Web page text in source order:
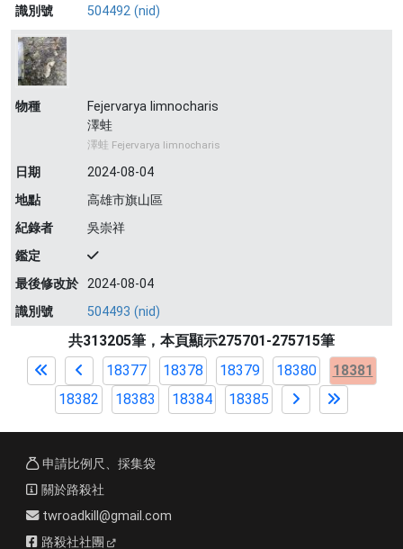
識別號
504492 (nid)
物種
Fejervarya limnocharis
澤蛙
澤蛙 Fejervarya limnocharis
日期
2024-08-04
地點
高雄市旗山區
紀錄者
吳崇祥
鑑定
最後修改於 2024-08-04
識別號
504493 (nid)
共313205筆，本頁顯示275701-275715筆
18377
18378 18379 18380
18381
18382
18383 18384 18385
申請比例尺、採集袋
關於路殺社
twroadkill@gmail.com
路殺社社團